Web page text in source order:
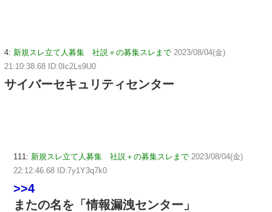
4: 新規スレ立て人募集 社説＋の募集スレまで 2023/08/04(金)
21:10:38.68 ID:0Ic2Ls9U0
サイバーセキュリティセンター
111: 新規スレ立て人募集 社説＋の募集スレまで 2023/08/04(金)
22:12:46.68 ID:7y1Y3q7k0
>>4
またの名を「情報漏洩センター」